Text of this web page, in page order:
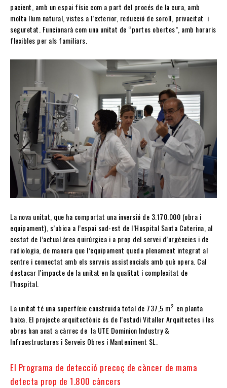
pacient, amb un espai físic com a part del procés de la cura, amb
molta llum natural, vistes a l’exterior, reducció de soroll, privacitat i
seguretat. Funcionarà com una unitat de “portes obertes”, amb horaris
flexibles per als familiars.
La nova unitat, que ha comportat una inversió de 3.170.000 (obra i
equipament), s’ubica a l’espai sud-est de l’Hospital Santa Caterina, al
costat de l’actual àrea quirúrgica i a prop del servei d’urgències i de
radiologia, de manera que l’equipament queda plenament integrat al
centre i connectat amb els serveis assistencials amb què opera. Cal
destacar l’impacte de la unitat en la qualitat i complexitat de
l’hospital.
La unitat té una superfície construïda total de 737,5 m2 en planta
baixa. El projecte arquitectònic és de l’estudi Vitaller Arquitectes i les
obres han anat a càrrec de la UTE Dominion Industry &
Infraestructures i Serveis Obres i Manteniment SL.
El Programa de detecció precoç de càncer de mama
detecta prop de 1.800 càncers